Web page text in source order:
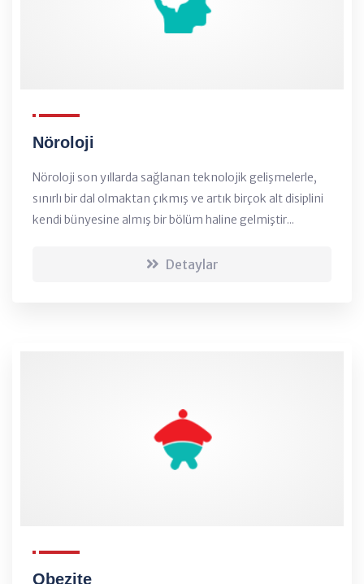
Nöroloji
Nöroloji son yıllarda sağlanan teknolojik gelişmelerle,
sınırlı bir dal olmaktan çıkmış ve artık birçok alt disiplini
kendi bünyesine almış bir bölüm haline gelmiştir...
Detaylar
Obezite